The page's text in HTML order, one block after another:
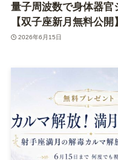
量子周波数で身体器官
【双子座新月無料公開】
2026年6月15日